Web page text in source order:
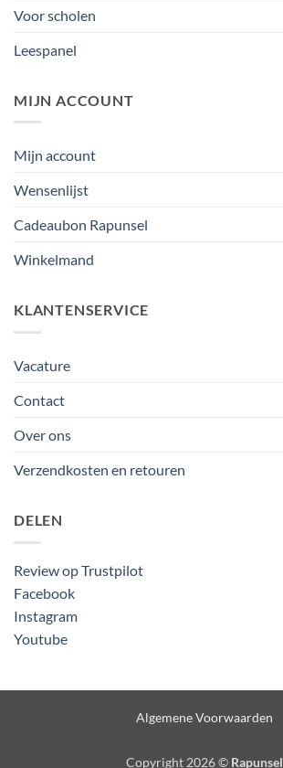
Voor scholen
Leespanel
MIJN ACCOUNT
Mijn account
Wensenlijst
Cadeaubon Rapunsel
Winkelmand
KLANTENSERVICE
Vacature
Contact
Over ons
Verzendkosten en retouren
DELEN
Review op Trustpilot
Facebook
Instagram
Youtube
Algemene Voorwaarden
Copyright 2026 © Rapunsel